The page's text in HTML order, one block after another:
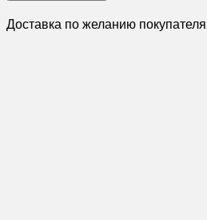
Доставка по желанию покупателя.